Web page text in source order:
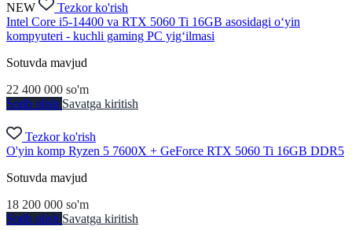
NEW
Tezkor ko'rish
Intel Core i5-14400 va RTX 5060 Ti 16GB asosidagi o‘yin
kompyuteri - kuchli gaming PC yig‘ilmasi
Sotuvda mavjud
22 400 000 so'm
Sotib olish Savatga kiritish
Tezkor ko'rish
O'yin komp Ryzen 5 7600X + GeForce RTX 5060 Ti 16GB DDR5
Sotuvda mavjud
18 200 000 so'm
Sotib olish Savatga kiritish